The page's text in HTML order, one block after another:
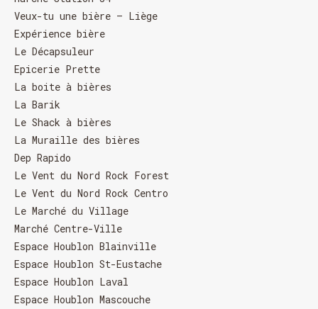
Veux-tu une bière – Liège
Expérience bière
Le Décapsuleur
Epicerie Prette
La boite à bières
La Barik
Le Shack à bières
La Muraille des bières
Dep Rapido
Le Vent du Nord Rock Forest
Le Vent du Nord Rock Centro
Le Marché du Village
Marché Centre-Ville
Espace Houblon Blainville
Espace Houblon St-Eustache
Espace Houblon Laval
Espace Houblon Mascouche
HORAIRE DES FÊTES
FERMÉ du 23 au 25 décembre
OUVERT 26 et 27 déc. de 11h à 22h
OUVERT 28 et 29 déc. de 09h à 22h